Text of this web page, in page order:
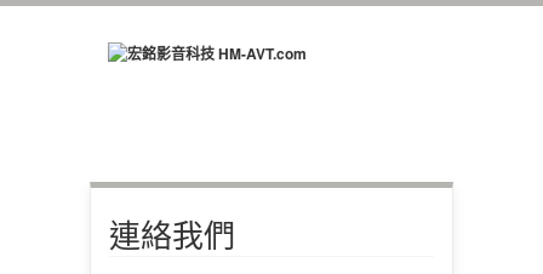
連絡我們